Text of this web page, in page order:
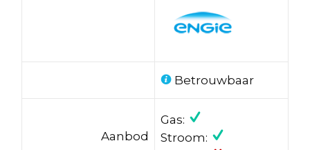
Betrouwbaar
Aanbod
Gas:
Stroom: